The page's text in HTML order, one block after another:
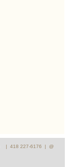
| 418 227-6176 |@